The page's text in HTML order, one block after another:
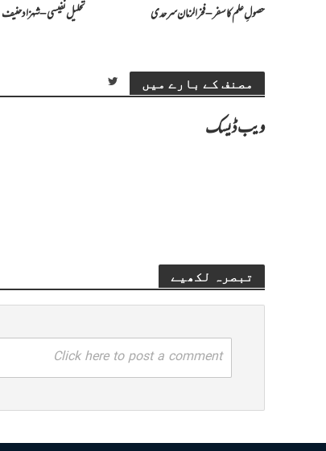
حصولِ علم کا سفر – فخرالزمان سرحدی تحلیل نفیسی – شہزاد حنیف
مصنف کے بارے میں
ویب ڈیسک
تبصرہ لکھیے
Click here to post a comment